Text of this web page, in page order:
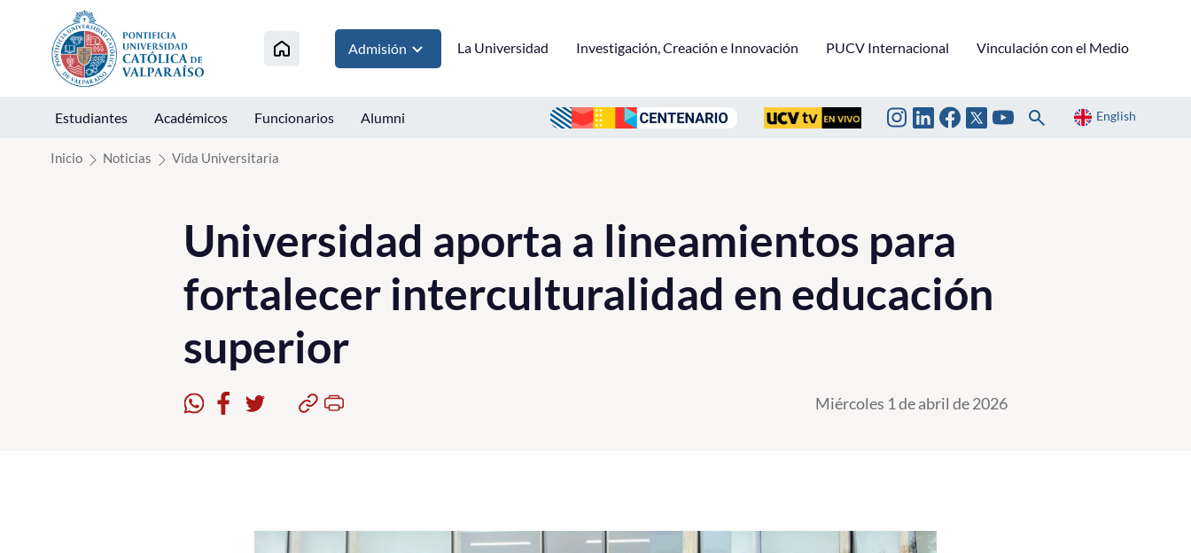
Click acá para ir directamente al contenido
Admisión La Universidad Investigación, Creación e Innovación PUCV Internacional Vinculación con el Medio
Estudiantes Académicos Funcionarios Alumni English
Inicio Noticias Vida Universitaria
Universidad aporta a lineamientos para
fortalecer interculturalidad en educación
superior
Miércoles 1 de abril de 2026